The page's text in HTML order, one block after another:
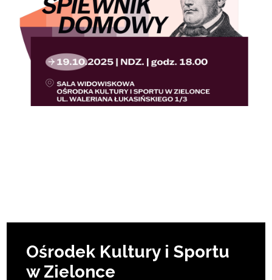
Ośrodek Kultury i Sportu
w Zielonce